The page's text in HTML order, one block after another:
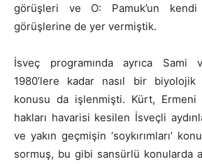
görüşleri ve O: Pamuk’un kendi
görüşlerine de yer vermiştik.
İsveç programında ayrıca Sami
1980’lere kadar nasıl bir biyolojik
konusu da işlenmişti. Kürt, Ermeni
hakları havarisi kesilen İsveçli
ve yakın geçmişin ‘soykırımları’
sormuş, bu gibi sansürlü konularda